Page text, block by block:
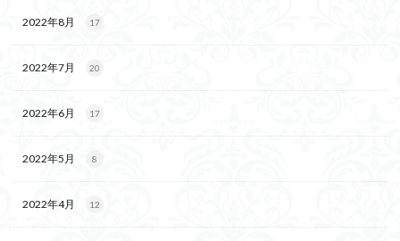
2022年8月 17
2022年7月 20
2022年6月 17
2022年5月 8
2022年4月 12